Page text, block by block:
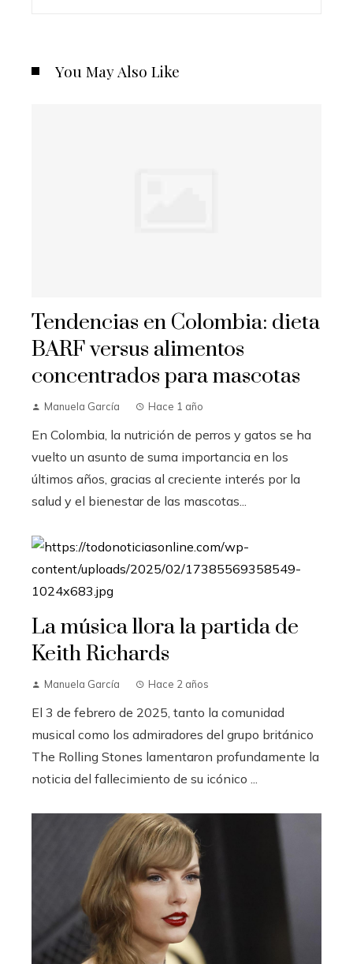
You May Also Like
Tendencias en Colombia: dieta
BARF versus alimentos
concentrados para mascotas
Manuela García Hace 1 año
En Colombia, la nutrición de perros y gatos se ha
vuelto un asunto de suma importancia en los
últimos años, gracias al creciente interés por la
salud y el bienestar de las mascotas...
La música llora la partida de
Keith Richards
Manuela García Hace 2 años
El 3 de febrero de 2025, tanto la comunidad
musical como los admiradores del grupo británico
The Rolling Stones lamentaron profundamente la
noticia del fallecimiento de su icónico ...